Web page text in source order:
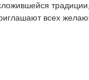
всех